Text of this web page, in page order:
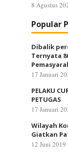
8 Agustus
Popular
Dibalik
Ternyata
17 Januari
PELAKU
PETUGAS
17 Januari
Wilayah
Giatkan
12 Juni 2019